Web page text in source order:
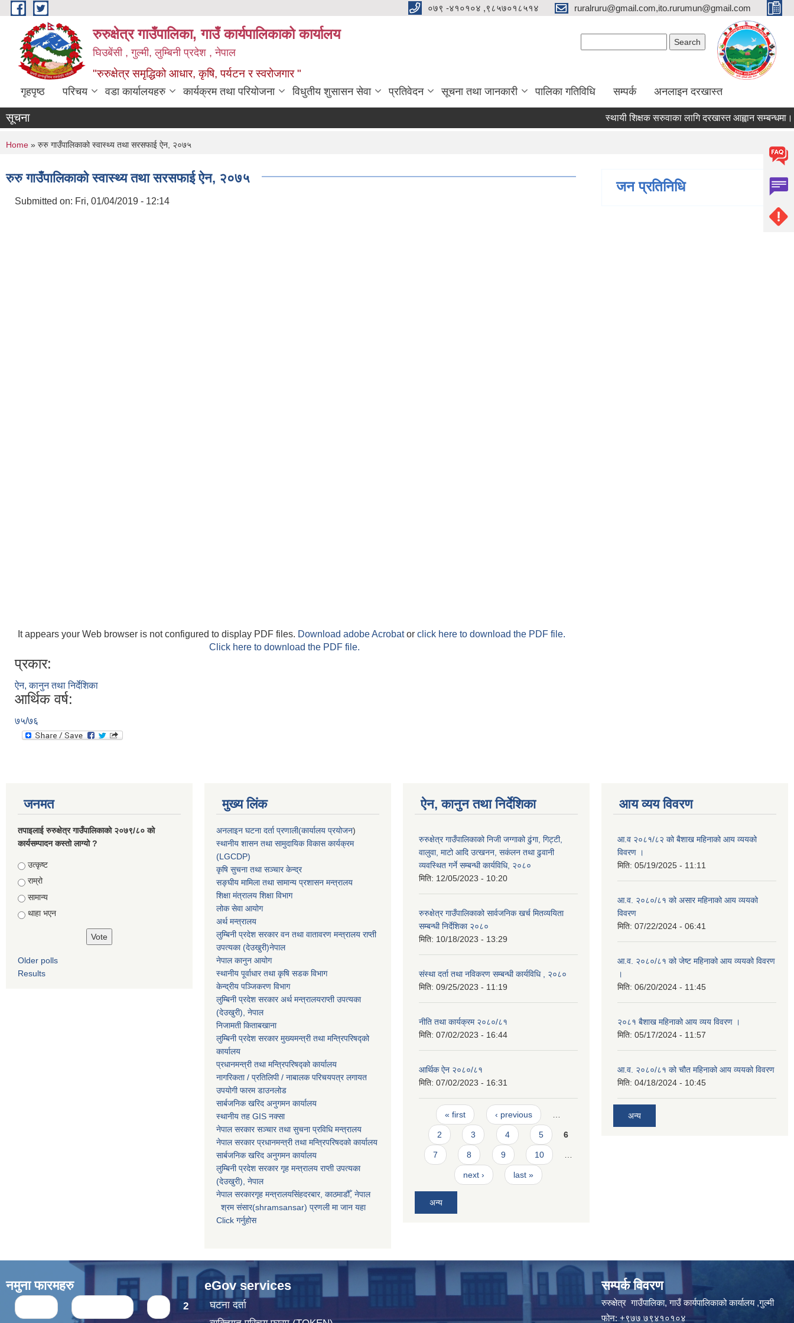
Skip to main content ०७९ -४१०१०४ ,९८५७०१८५१४ ruralruru@gmail.com,ito.rurumun@gmail.com
रुरुक्षेत्र गाउँपालिका, गाउँ कार्यपालिकाको कार्यालय
घिउबेंसी , गुल्मी, लुम्बिनी प्रदेश , नेपाल
"रुरुक्षेत्र समृद्धिको आधार, कृषि, पर्यटन र स्वरोजगार "
गृहपृष्ठ परिचय वडा कार्यालयहरु कार्यक्रम तथा परियोजना विधुतीय शुसासन सेवा प्रतिवेदन सूचना तथा जानकारी पालिका गतिविधि सम्पर्क अनलाइन दरखास्त
सूचना स्थायी शिक्षक सरुवाका लागि दरखास्त आह्वान सम्बन्धमा।
You are here
Home » रुरु गाउँपालिकाको स्वास्थ्य तथा सरसफाई ऐन, २०७५
रुरु गाउँपालिकाको स्वास्थ्य तथा सरसफाई ऐन, २०७५
Submitted on: Fri, 01/04/2019 - 12:14
It appears your Web browser is not configured to display PDF files. Download adobe Acrobator click here to download the PDF file.
Click here to download the PDF file.
प्रकार:
ऐन, कानुन तथा निर्देशिका
आर्थिक वर्ष:
७५/७६
जन प्रतिनिधि
जनमत
तपाइलाई रुरुक्षेत्र गाउँपालिकाको २०७९/८० को
कार्यसम्पादन कस्तो लाग्यो ?
Choices
उत्कृष्ट
राम्रो
सामान्य
थाहा भएन
Older polls
Results
मुख्य लिंक
अनलाइन घटना दर्ता प्रणाली(कार्यालय प्रयोजन)
स्थानीय शासन तथा सामुदायिक विकास कार्यक्रम
(LGCDP)
कृषि सुचना तथा सञ्चार केन्द्र
सङ्घीय मामिला तथा सामान्य प्रशासन मन्त्रालय
शिक्षा मंत्रालय शिक्षा विभाग
लोक सेवा आयोग
अर्थ मन्त्रालय
लुम्बिनी प्रदेश सरकार वन तथा वातावरण मन्त्रालय राप्ती
उपत्यका (देउखुरी)नेपाल
नेपाल कानुन आयोग
स्थानीय पूर्वाधार तथा कृषि सडक विभाग
केन्द्रीय पञ्जिकरण विभाग
लुम्बिनी प्रदेश सरकार अर्थ मन्त्रालयराप्ती उपत्यका
(देउखुरी), नेपाल
निजामती किताबखाना
लुम्बिनी प्रदेश सरकार मुख्यमन्त्री तथा मन्त्रिपरिषद्को
कार्यालय
प्रधानमन्त्री तथा मन्त्रिपरिषद्को कार्यालय
नागरिकता / प्रतिलिपी / नाबालक परिचयपत्र लगायत
उपयोगी फारम डाउनलोड
सार्बजनिक खरिद अनुगमन कार्यालय
स्थानीय तह GIS नक्सा
नेपाल सरकारसञ्चार तथा सुचना प्रविधि मन्त्रालय
नेपाल सरकार प्रधानमन्त्री तथा मन्त्रिपरिषदको कार्यालय
सार्बजनिक खरिद अनुगमन कार्यालय
लुम्बिनी प्रदेश सरकार गृह मन्त्रालय राप्ती उपत्यका
(देउखुरी), नेपाल
नेपाल सरकारगृह मन्त्रालयसिंहदरबार, काठमाडौँ, नेपाल
श्रम संसार(shramsansar) प्रणली मा जान यहा
Click गर्नुहोस
ऐन, कानुन तथा निर्देशिका
रुरुक्षेत्र गाउँपालिकाको निजी जग्गाको ढुंगा, गिट्टी,
वालुवा, माटो आदि उत्खनन, सकंलन तथा ढुवानी
व्यवस्थित गर्ने सम्बन्धी कार्यविधि, २०८०
मिति: 12/05/2023 - 10:20
रुरुक्षेत्र गाउँपालिकाको सार्वजनिक खर्च मितव्ययिता
सम्बन्धी निर्देशिका २०८०
मिति: 10/18/2023 - 13:29
संस्था दर्ता तथा नविकरण सम्बन्धी कार्यविधि , २०८०
मिति: 09/25/2023 - 11:19
नीति तथा कार्यक्रम २०८०/८१
मिति: 07/02/2023 - 16:44
आर्थिक ऐन २०८०/८१
मिति: 07/02/2023 - 16:31
Pages
« first ‹ previous
2 3 4 5 6
7 8 9 10
next › last »
अन्य
आय व्यय विवरण
आ.व २०८१/८२ को बैशाख महिनाको आय व्ययको
विवरण ।
मिति: 05/19/2025 - 11:11
आ.व. २०८०/८१ को असार महिनाको आय व्ययको
विवरण
मिति: 07/22/2024 - 06:41
आ.व. २०८०/८१ को जेष्ट महिनाको आय व्ययको विवरण
।
मिति: 06/20/2024 - 11:45
२०८१ बैशाख महिनाको आय व्यय विवरण ।
मिति: 05/17/2024 - 11:57
आ.व. २०८०/८१ को चौत महिनाको आय व्ययको विवरण
मिति: 04/18/2024 - 10:45
अन्य
नमुना फारमहरु
Pages 2
eGov services
घटना दर्ता
सम्पर्क विवरण
रुरुक्षेत्र गाउँपालिका, गाउँ कार्यपालिकाको कार्यालय ,गुल्मी
फोन: +९७७ ७९४१०१०४